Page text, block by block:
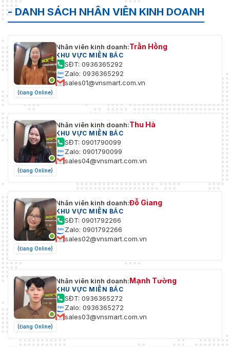
- DANH SÁCH NHÂN VIÊN KINH DOANH
(Đang Online)
Nhân viên kinh doanh:Trần Hồng
KHU VỰC MIỀN BẮC
SĐT: 0936365292
Zalo: 0936365292
sales01@vnsmart.com.vn
(Đang Online)
Nhân viên kinh doanh:Thu Hà
KHU VỰC MIỀN BẮC
SĐT: 0901790099
Zalo: 0901790099
sales04@vnsmart.com.vn
(Đang Online)
Nhân viên kinh doanh:Đỗ Giang
KHU VỰC MIỀN BẮC
SĐT: 0901792266
Zalo: 0901792266
sales02@vnsmart.com.vn
(Đang Online)
Nhân viên kinh doanh:Mạnh Tường
KHU VỰC MIỀN BẮC
SĐT: 0936365272
Zalo: 0936365272
sales03@vnsmart.com.vn